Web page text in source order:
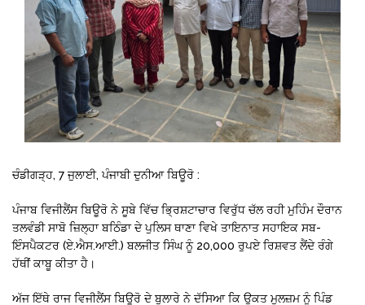
ਚੰਡੀਗੜ੍ਹ, 7 ਜੁਲਾਈ, ਪੰਜਾਬੀ ਦੁਨੀਆ ਬਿਊਰੋ :
ਪੰਜਾਬ ਵਿਜੀਲੈਂਸ ਬਿਊਰੋ ਨੇ ਸੂਬੇ ਵਿੱਚ ਭ੍ਰਿਸ਼ਟਾਚਾਰ ਵਿਰੁੱਧ ਚੱਲ ਰਹੀ ਮੁਹਿੰਮ ਦੌਰਾਨ
ਤਲਵੰਡੀ ਸਾਬੋ ਜ਼ਿਲ੍ਹਾ ਬਠਿੰਡਾ ਦੇ ਪੁਲਿਸ ਥਾਣਾ ਵਿਖੇ ਤਾਇਨਾਤ ਸਹਾਇਕ ਸਬ-
ਇੰਸਪੈਕਟਰ (ਏ.ਐਸ.ਆਈ.) ਬਲਜੀਤ ਸਿੰਘ ਨੂੰ 20,000 ਰੁਪਏ ਰਿਸ਼ਵਤ ਲੈਂਦੇ ਰੰਗੇ
ਹੱਥੀਂ ਕਾਬੂ ਕੀਤਾ ਹੈ।
ਅੱਜ ਇੱਥੇ ਰਾਜ ਵਿਜੀਲੈਂਸ ਬਿਊਰੋ ਦੇ ਬੁਲਾਰੇ ਨੇ ਦੱਸਿਆ ਕਿ ਉਕਤ ਮੁਲਜ਼ਮ ਨੂੰ ਪਿੰਡ